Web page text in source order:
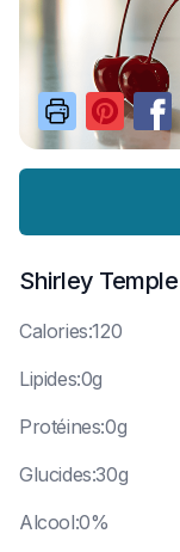
Shirley Temple
Calories:120
Lipides:0g
Protéines:0g
Glucides:30g
Alcool:0%